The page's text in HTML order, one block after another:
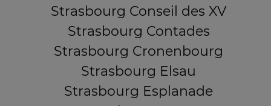
Strasbourg Conseil des XV
Strasbourg Contades
Strasbourg Cronenbourg
Strasbourg Elsau
Strasbourg Esplanade